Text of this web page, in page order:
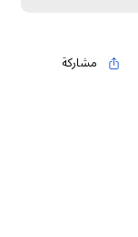
مشاركة